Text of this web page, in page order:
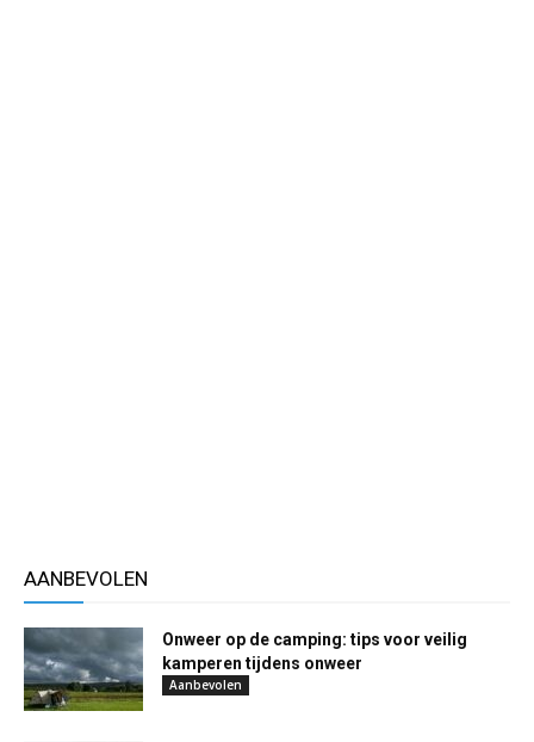
AANBEVOLEN
Onweer op de camping: tips voor veilig
kamperen tijdens onweer
Aanbevolen